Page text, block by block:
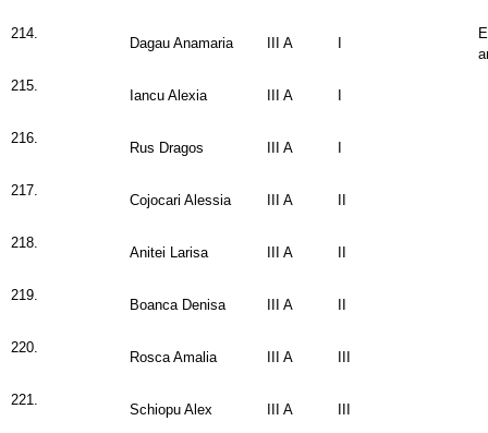
214.
Dagau Anamaria III A
215.
Iancu Alexia III A
216.
Rus Dragos III A
217.
Cojocari Alessia III A
218.
Anitei Larisa III A
219.
Boanca Denisa III A
220.
Rosca Amalia III A
221.
Schiopu Alex III A